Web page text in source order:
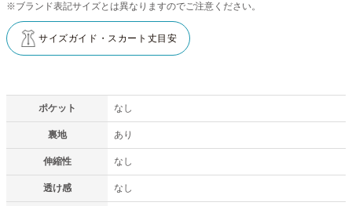
※ブランド表記サイズとは異なりますのでご注意ください。
サイズガイド・スカート丈目安
ポケット なし
裏地 あり
伸縮性 なし
透け感 なし